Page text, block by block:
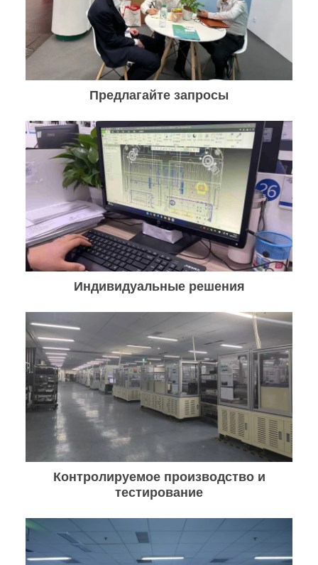
Предлагайте запросы
Индивидуальные решения
Контролируемое производство и
тестирование